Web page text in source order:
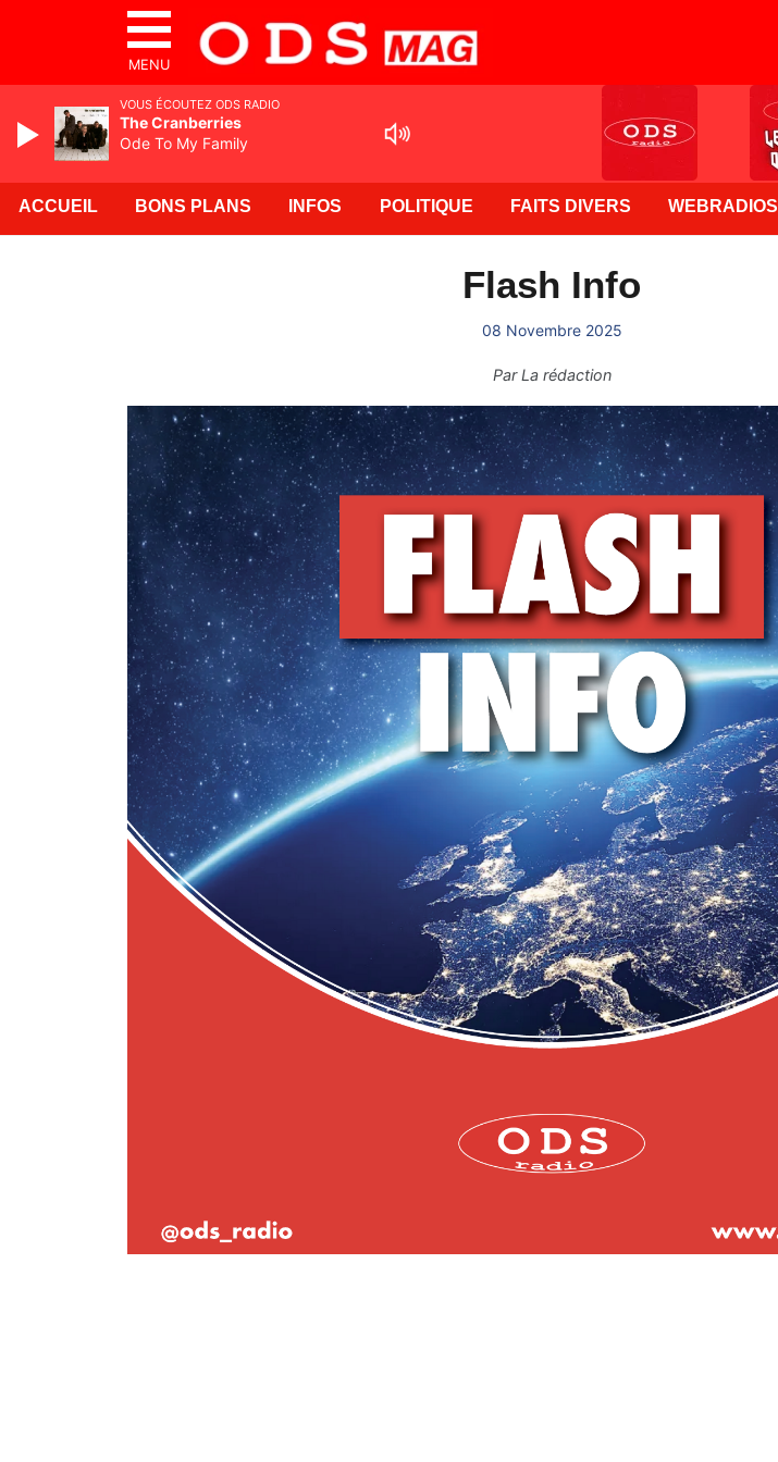
MENU
ACCUEIL BONS PLANS INFOS POLITIQUE FAITS DIVERS WEBRADIOS
Flash Info
08 Novembre 2025
ParLa rédaction
VOUS ÉCOUTEZ ODS RADIO
The Cranberries
Ode To My Family